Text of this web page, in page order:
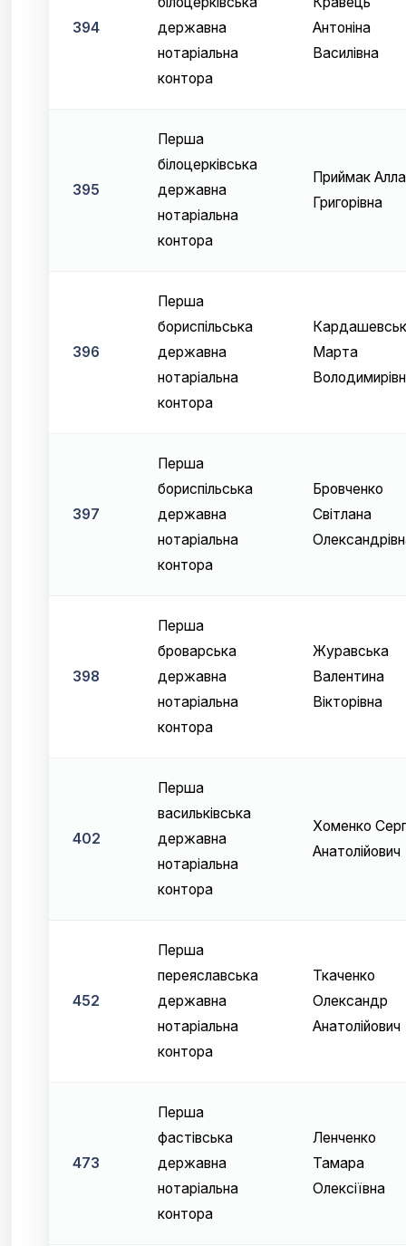
394
державна
нотаріальна
контора
Антоніна
Василівна
395
Перша
білоцерківська
державна
нотаріальна
контора
Приймак Алла
Григорівна
396
Перша
бориспільська
державна
нотаріальна
контора
Марта
397
Перша
бориспільська
державна
нотаріальна
контора
Бровченко
Світлана
398
Перша
броварська
державна
нотаріальна
контора
Журавська
Валентина
Вікторівна
402
Перша
васильківська
державна
нотаріальна
контора
Хоменко
Анатолійович
452
Перша
переяславська
державна
нотаріальна
контора
Ткаченко
Олександр
Анатолійович
473
Перша
фастівська
державна
нотаріальна
контора
Ленченко
Тамара
Олексіївна